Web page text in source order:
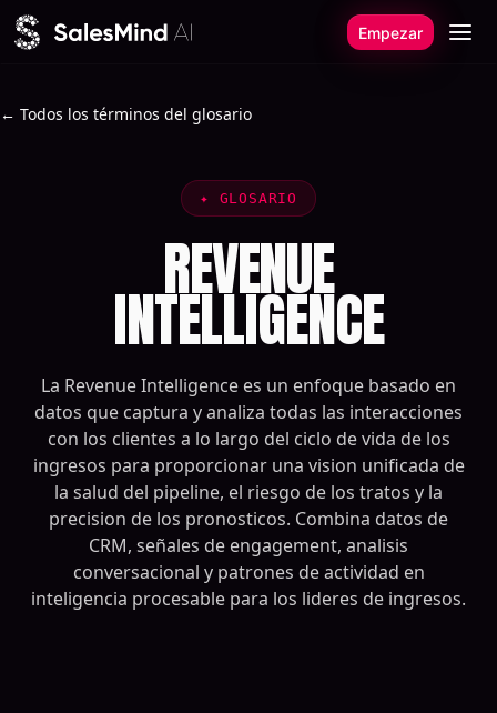
Ir al contenido
Empezar
← Todos los términos del glosario
✦ GLOSARIO
REVENUE
INTELLIGENCE
La Revenue Intelligence es un enfoque basado en
datos que captura y analiza todas las interacciones
con los clientes a lo largo del ciclo de vida de los
ingresos para proporcionar una vision unificada de
la salud del pipeline, el riesgo de los tratos y la
precision de los pronosticos. Combina datos de
CRM, señales de engagement, analisis
conversacional y patrones de actividad en
inteligencia procesable para los lideres de ingresos.